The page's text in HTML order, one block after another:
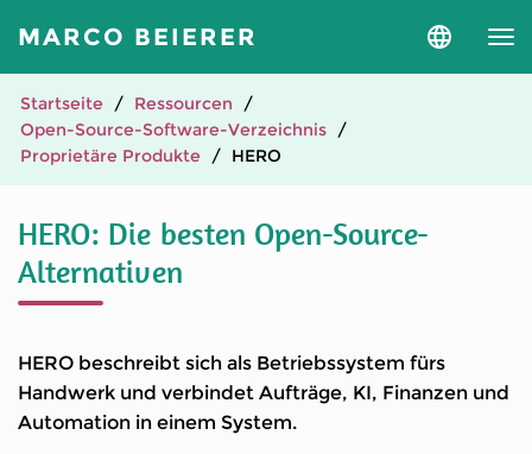
MARCO BEIERER
Sprache
Startseite
Ressourcen
Open-Source-Software-Verzeichnis
Proprietäre Produkte
HERO
HERO: Die besten Open-Source-
Alternativen
HERO beschreibt sich als Betriebssystem fürs
Handwerk und verbindet Aufträge, KI, Finanzen und
Automation in einem System.